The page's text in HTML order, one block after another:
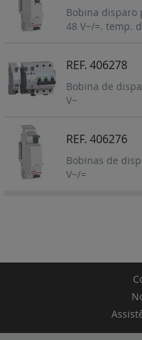
Bobina disparo
48 V~/=. temp.
REF. 406278
Bobina de
V~
REF. 406276
Bobinas de
V~/=